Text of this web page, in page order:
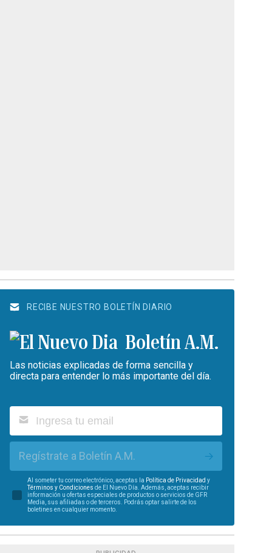
RECIBE NUESTRO BOLETÍN DIARIO
Boletín A.M.
Las noticias explicadas de forma sencilla y
directa para entender lo más importante del día.
Regístrate a Boletín A.M.
Al someter tu correo electrónico, aceptas la Política de Privacidad y
Términos y Condiciones de El Nuevo Día. Además, aceptas recibir
información u ofertas especiales de productos o servicios de GFR
Media, sus afiliadas o de terceros. Podrás optar salirte de los
boletines en cualquier momento.